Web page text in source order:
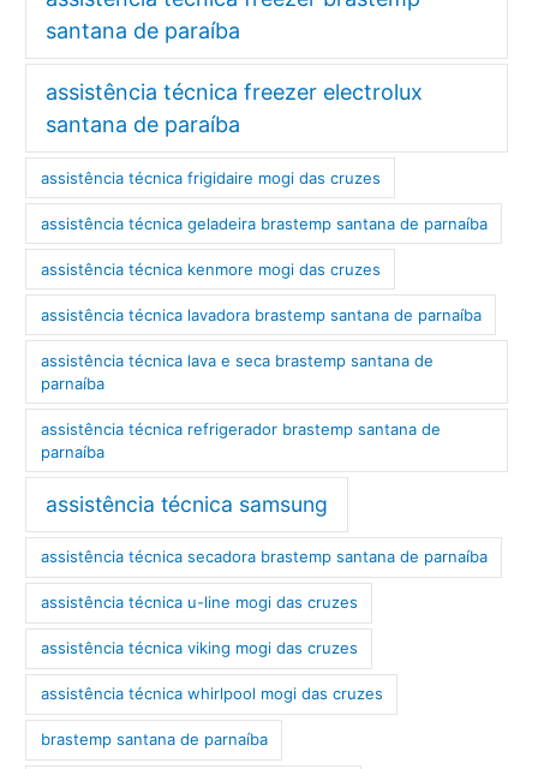
santana de paraíba
assistência técnica freezer electrolux
santana de paraíba
assistência técnica frigidaire mogi das cruzes
assistência técnica geladeira brastemp santana de parnaíba
assistência técnica kenmore mogi das cruzes
assistência técnica lavadora brastemp santana de parnaíba
assistência técnica lava e seca brastemp santana de
parnaíba
assistência técnica refrigerador brastemp santana de
parnaíba
assistência técnica samsung
assistência técnica secadora brastemp santana de parnaíba
assistência técnica u-line mogi das cruzes
assistência técnica viking mogi das cruzes
assistência técnica whirlpool mogi das cruzes
brastemp santana de parnaíba